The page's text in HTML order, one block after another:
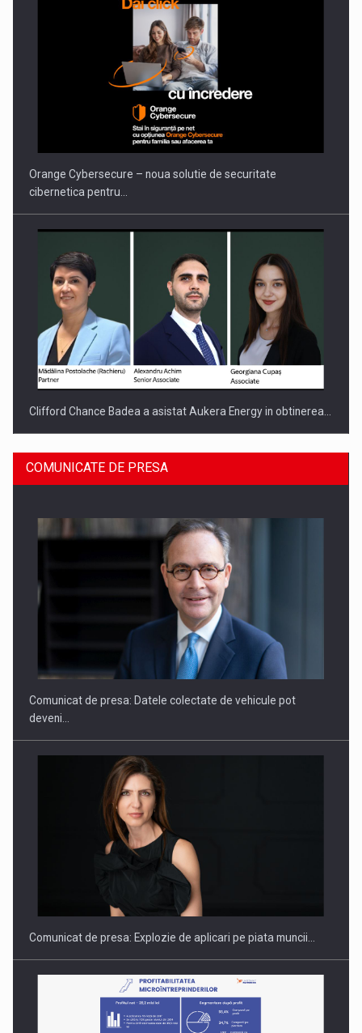
PUTTING ROMANIAN CORPORATE COMPANIES ON THE
INTERNATIONAL BUSINESS SCENE
Orange Cybersecure – noua solutie de securitate
cibernetica pentru…
Clifford Chance Badea a asistat Aukera Energy in obtinerea…
SAPTE PERSONALITATI DIN MEDIUL DE AFACERI, ACADEMIC
Hard Enduro Piatra Craiului 2026, fueled by benzinariile RO…
COMUNICATE DE PRESA
Comunicat de presa: Datele colectate de vehicule pot
deveni…
Comunicat de presa: Explozie de aplicari pe piata muncii…